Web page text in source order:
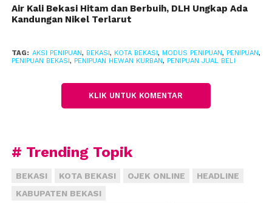
Para korban diketahui berasal dari berbagai daerah,
Dalam penyelidikan, polisi menemukan bahwa
diperjualbelikan. Namun hasilnya diduga tidak
diberikan kepada pemilik maupun investor,
sebagai pedagang hewan kurban dan aktif
memasarkan usahanya melalui media sosial.
Air Kali Bekasi Hitam dan Berbuih, DLH Ungkap Ada
Kandungan Nikel Terlarut
TAG: AKSI PENIPUAN, BEKASI, KOTA BEKASI, MODUS PENIPUAN, PENIPUAN,
PENIPUAN BEKASI, PENIPUAN HEWAN KURBAN, PENIPUAN JUAL BELI
KLIK UNTUK KOMENTAR
# Trending Topik
BEKASI KOTA BEKASI OJEK ONLINE
HEADLINE
KABUPATEN BEKASI